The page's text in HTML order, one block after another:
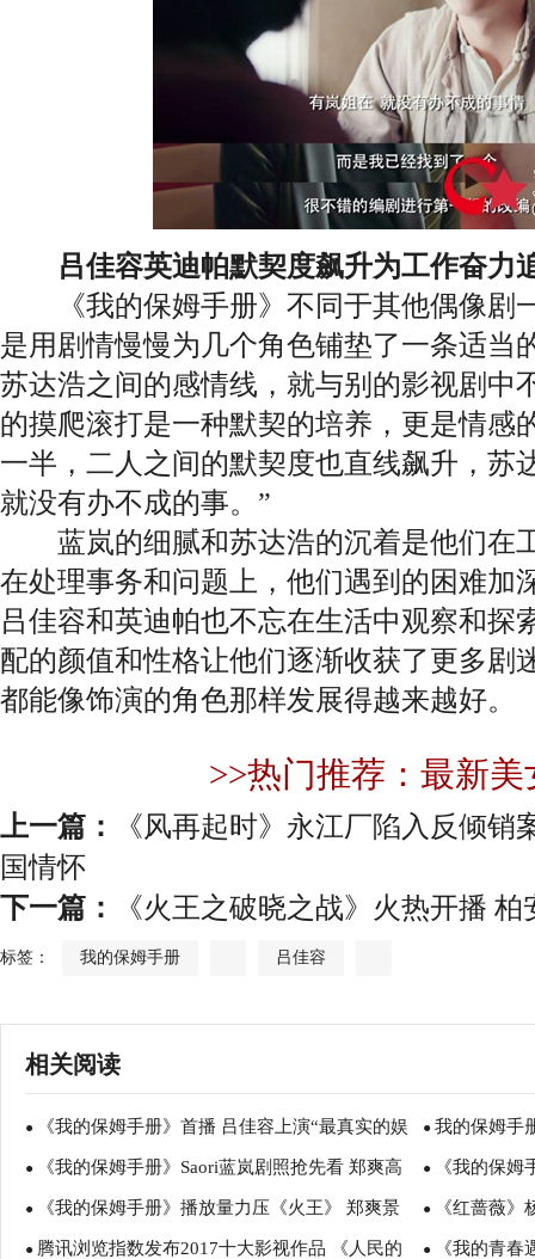
吕佳容英迪帕默契度飙升为工作奋力
《我的保姆手册》不同于其他偶像剧
是用剧情慢慢为几个角色铺垫了一条适当
苏达浩之间的感情线，就与别的影视剧中
的摸爬滚打是一种默契的培养，更是情感
一半，二人之间的默契度也直线飙升，苏
就没有办不成的事。”
蓝岚的细腻和苏达浩的沉着是他们在
在处理事务和问题上，他们遇到的困难加
吕佳容和英迪帕也不忘在生活中观察和探
配的颜值和性格让他们逐渐收获了更多剧
都能像饰演的角色那样发展得越来越好。
>>热门推荐：最新美
上一篇：
《风再起时》永江厂陷入反倾销
国情怀
下一篇：
《火王之破晓之战》火热开播
标签： 我的保姆手册 吕佳容
相关阅读
● 《我的保姆手册》首播 吕佳容上演“最真实的娱
乐圈”
● 我的保姆手
上热搜
● 《我的保姆手册》Saori蓝岚剧照抢先看 郑爽高
甜吕佳容御姐
● 《我的保
人气盖过女主
● 《我的保姆手册》播放量力压《火王》 郑爽景
甜大比拼
● 《红蔷薇
向对立面
● 腾讯浏览指数发布2017十大影视作品 《人民的 ● 《我的青